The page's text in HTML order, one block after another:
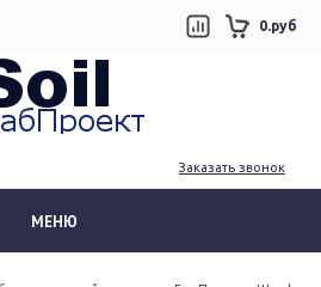
0.руб
Заказать звонок
МЕНЮ